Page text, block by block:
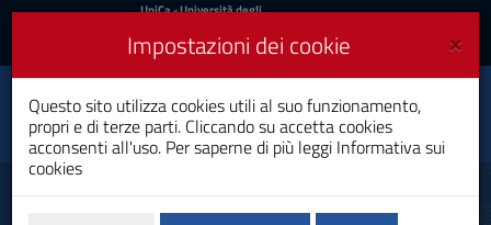
Vai
al
UniCa
Accedi
UniCa- Università degli
Accedi UniCA News
Toggle
navigation
Dipartimento di Scienze
biomediche
Aule studio
×
Impostazioni dei cookie
Questo sito utilizza cookies utili al suo funzionamento,
propri e di terze parti. Cliccando su accetta cookies
acconsenti all'uso. Per saperne di più leggi Informativa sui
cookies